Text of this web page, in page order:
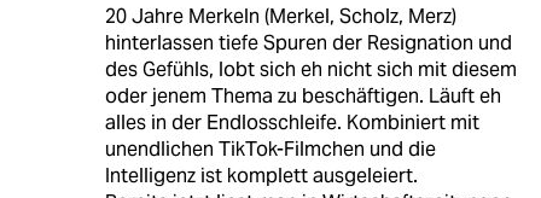
20 Jahre Merkeln (Merkel, Scholz, Merz)
hinterlassen tiefe Spuren der Resignation und
des Gefühls, lobt sich eh nicht sich mit diesem
oder jenem Thema zu beschäftigen. Läuft eh
alles in der Endlosschleife. Kombiniert mit
unendlichen TikTok-Filmchen und die
Intelligenz ist komplett ausgeleiert.